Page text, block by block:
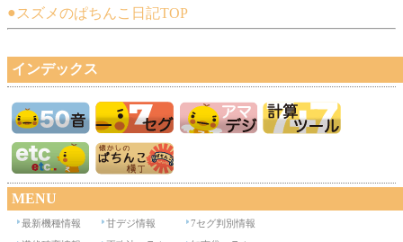
●スズメのぱちんこ日記TOP
インデックス
MENU
最新機種情報 甘デジ情報
7セグ判別情報